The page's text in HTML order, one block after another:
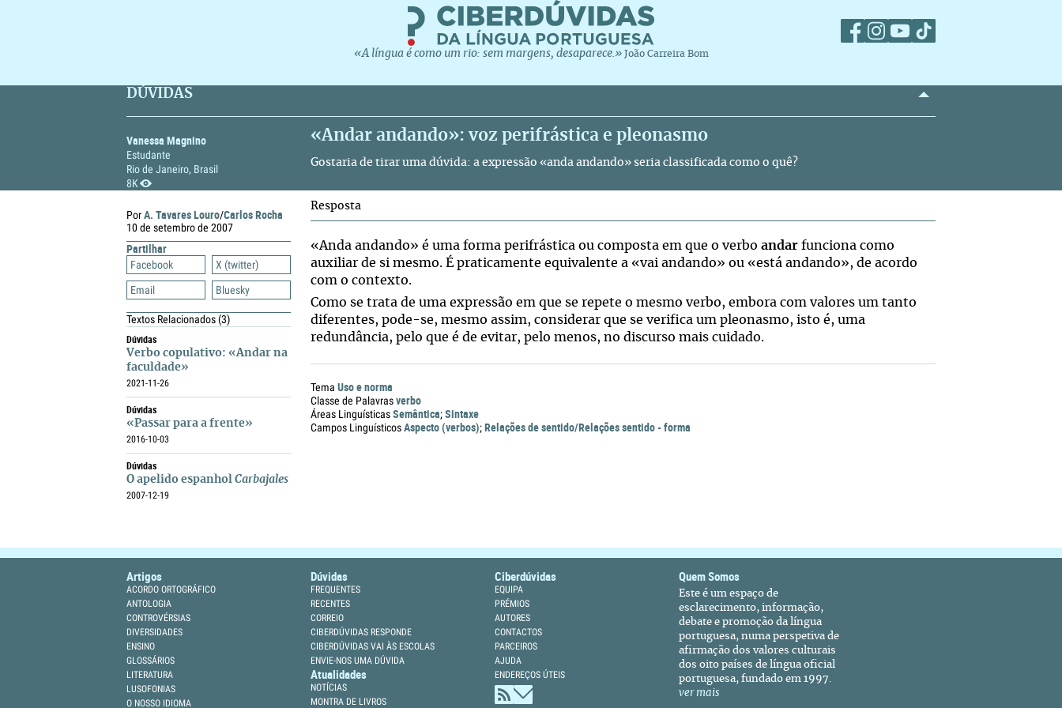
«A língua é como um rio: sem margens, desaparece.» João Carreira Bom
DÚVIDAS
Vanessa Magnino
Estudante
Rio de Janeiro, Brasil
8K
«Andar andando»: voz perifrástica e pleonasmo
Gostaria de tirar uma dúvida: a expressão «anda andando» seria classificada como o quê?
PorA. Tavares Louro/Carlos Rocha
10 de setembro de 2007
Partilhar
Facebook
X (twitter)
Email
Bluesky
Textos Relacionados(3)
Dúvidas
Verbo copulativo: «Andar na
faculdade»
2021-11-26
Dúvidas
«Passar para a frente»
2016-10-03
Dúvidas
O apelido espanhol Carbajales
2007-12-19
Resposta
«Anda andando» é uma forma perifrástica ou composta em que o verbo andar funciona como
auxiliar de si mesmo. É praticamente equivalente a «vai andando» ou «está andando», de acordo
com o contexto.
Como se trata de uma expressão em que se repete o mesmo verbo, embora com valores um tanto
diferentes, pode-se, mesmo assim, considerar que se verifica um pleonasmo, isto é, uma
redundância, pelo que é de evitar, pelo menos, no discurso mais cuidado.
Tema Uso e norma
Classe de Palavrasverbo
Áreas LinguísticasSemântica;Sintaxe
Campos LinguísticosAspecto (verbos);Relações de sentido/Relações sentido - forma
Artigos
ACORDO ORTOGRÁFICO
ANTOLOGIA
CONTROVÉRSIAS
DIVERSIDADES
ENSINO
GLOSSÁRIOS
LITERATURA
LUSOFONIAS
O NOSSO IDIOMA
Dúvidas
FREQUENTES
RECENTES
CORREIO
CIBERDÚVIDAS RESPONDE
CIBERDÚVIDAS VAI ÀS ESCOLAS
ENVIE-NOS UMA DÚVIDA
Atualidades
NOTÍCIAS
MONTRA DE LIVROS
Ciberdúvidas
EQUIPA
PRÉMIOS
AUTORES
CONTACTOS
PARCEIROS
AJUDA
ENDEREÇOS ÚTEIS
Quem Somos
Este é um espaço de
esclarecimento, informação,
debate e promoção da língua
portuguesa, numa perspetiva de
afirmação dos valores culturais
dos oito países de língua oficial
portuguesa, fundado em 1997.
ver mais